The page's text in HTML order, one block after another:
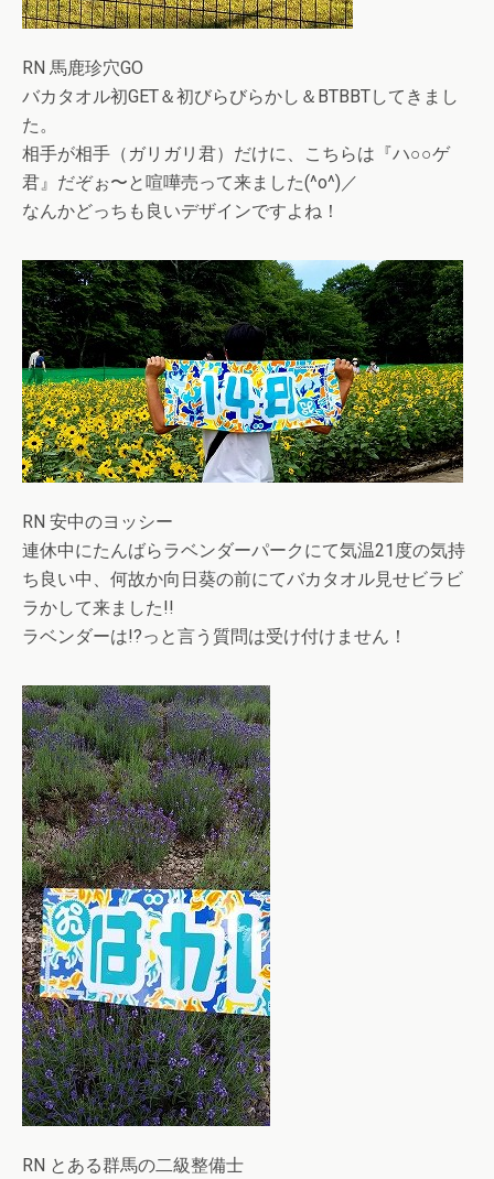
RN 馬鹿珍穴GO
バカタオル初GET＆初びらびらかし＆BTBBTしてきまし
た。
相手が相手（ガリガリ君）だけに、こちらは『ハ○○ゲ
君』だぞぉ〜と喧嘩売って来ました(^o^)／
なんかどっちも良いデザインですよね！
RN 安中のヨッシー
連休中にたんばらラベンダーパークにて気温21度の気持
ち良い中、何故か向日葵の前にてバカタオル見せビラビ
ラかして来ました!!
ラベンダーは!?っと言う質問は受け付けません！
RN とある群馬の二級整備士